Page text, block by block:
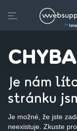
Skip
Je nám
stránku
Je možné, že jste
neexistuje. Zkuste